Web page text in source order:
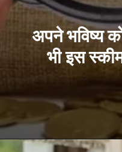
अपने भविष्य
भी इस